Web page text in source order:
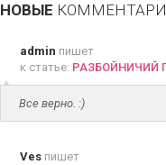
НОВЫЕ
admin пишет
к статье: РАЗБОЙНИЧИЙ
Все верно. :)
Vesпишет